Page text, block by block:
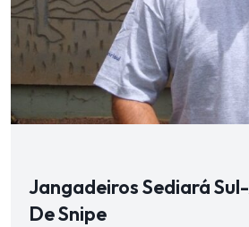
Jangadeiros Sediará
De Snipe